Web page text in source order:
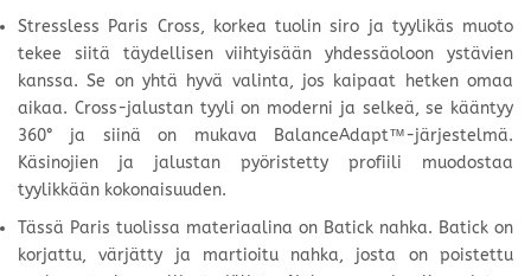
Stressless Paris Cross, korkea tuolin siro ja tyylikäs muoto
tekee siitä täydellisen viihtyisään yhdessäoloon ystävien
kanssa. Se on yhtä hyvä valinta, jos kaipaat hetken omaa
aikaa. Cross-jalustan tyyli on moderni ja selkeä, se kääntyy
360° ja siinä on mukava BalanceAdapt™-järjestelmä.
Käsinojien ja jalustan pyöristetty profiili muodostaa
tyylikkään kokonaisuuden.
Tässä Paris tuolissa materiaalina on Batick nahka. Batick on
korjattu, värjätty ja martioitu nahka, josta on poistettu